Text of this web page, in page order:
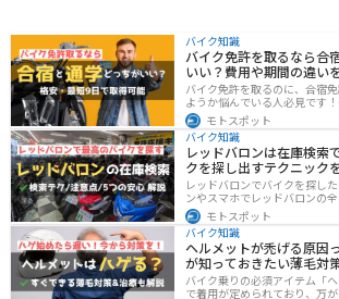
バイク知識
バイク免許を取るなら合
いい？費用や期間の違い
バイク免許を取るのに、合宿
ようか悩んでいる人必見です
トデメリットをまとめました
なら合宿免許、他人と関わら
オススメです。自分に合った
さいね。
モトスポット
バイク知識
レッドバロンは在庫検索
クを探し出すテクニック
レッドバロンでバイクを探し
ンやスマホでレッドバロンの
不可能です。自分に合ったバ
に行きイントラネットで探し
その際の注意点や自分に合っ
ックをまとめました。
モトスポット
バイク知識
ヘルメットが禿げる原因
が知っておきたい薄毛対
バイク乗りの必須アイテム「
で着用が定められており、万